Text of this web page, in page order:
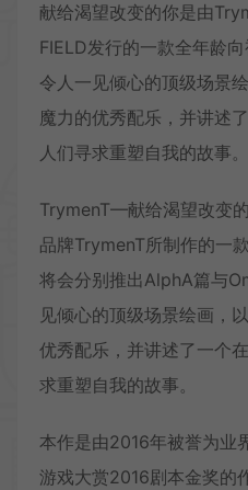
献给渴望改变的你是由
FIELD发行的一款全年龄
令人一见倾心的顶级场景
魔力的优秀配乐，并讲述
人们寻求重塑自我的故事。
TrymenT—献给渴望改变
品牌TrymenT所制作的一
将会分别推出AlphA篇与
见倾心的顶级场景绘画，
优秀配乐，并讲述了一个
求重塑自我的故事。
本作是由2016年被誉为业
游戏大赏2016剧本金奖的